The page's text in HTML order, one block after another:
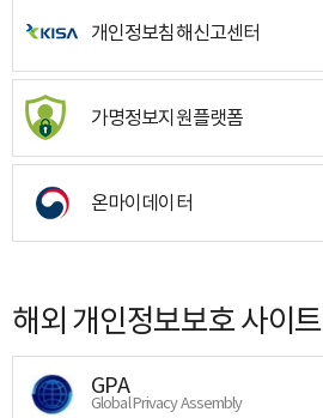
개인정보침해신고센터
가명정보지원플랫폼
온마이데이터
해외 개인정보보호 사이트
GPA
Global Privacy Assembly